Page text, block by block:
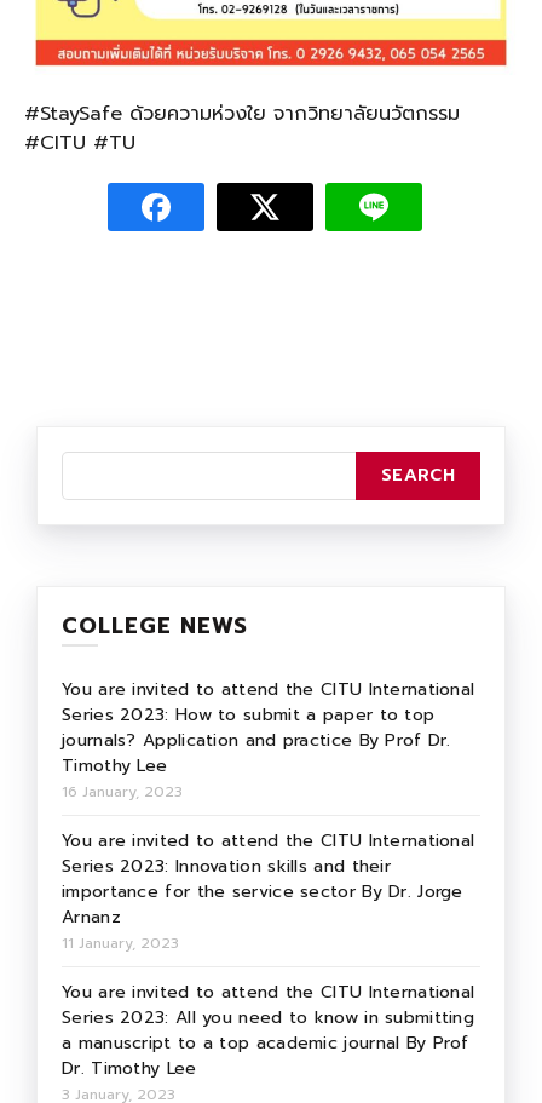
#StaySafe ด้วยความห่วงใย จากวิทยาลัยนวัตกรรม
#CITU #TU
COLLEGE NEWS
You are invited to attend the CITU International
Series 2023: How to submit a paper to top
journals? Application and practice By Prof Dr.
Timothy Lee
16 January, 2023
You are invited to attend the CITU International
Series 2023: Innovation skills and their
importance for the service sector By Dr. Jorge
Arnanz
11 January, 2023
You are invited to attend the CITU International
Series 2023: All you need to know in submitting
a manuscript to a top academic journal By Prof
Dr. Timothy Lee
3 January, 2023